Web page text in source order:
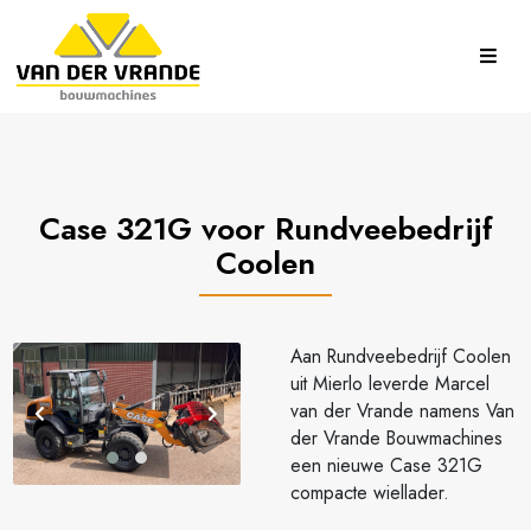
Case 321G voor Rundveebedrijf
Coolen
Aan Rundveebedrijf Coolen
uit Mierlo leverde Marcel
van der Vrande namens Van
der Vrande Bouwmachines
een nieuwe Case 321G
compacte wiellader.